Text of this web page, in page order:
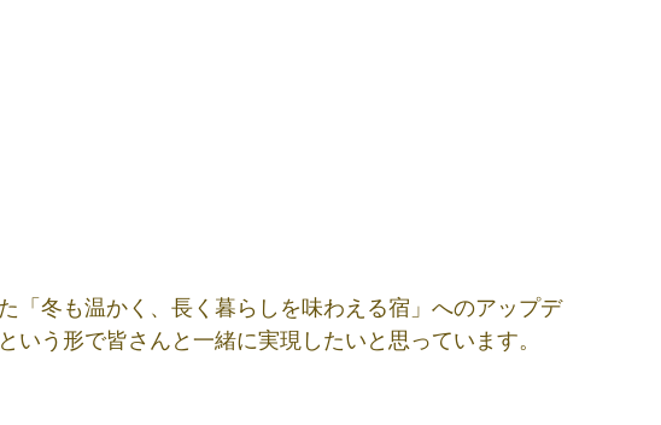
「冬も温かく、長く暮らしを味わえる宿」へのアップデ
いう形で皆さんと一緒に実現したいと思っています。